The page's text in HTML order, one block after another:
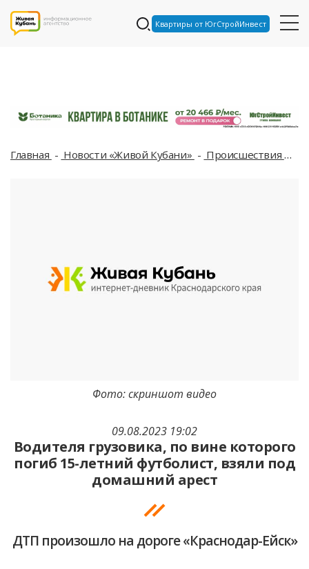
Квартиры от ЮгСтройИнвест
Главная Новости «Живой Кубани» Происшествия
09.08.2023 19:02
Водителя грузовика, по вине которого
погиб 15-летний футболист, взяли под
домашний арест
ДТП произошло на дороге «Краснодар-Ейск»
Фото: скриншот видео